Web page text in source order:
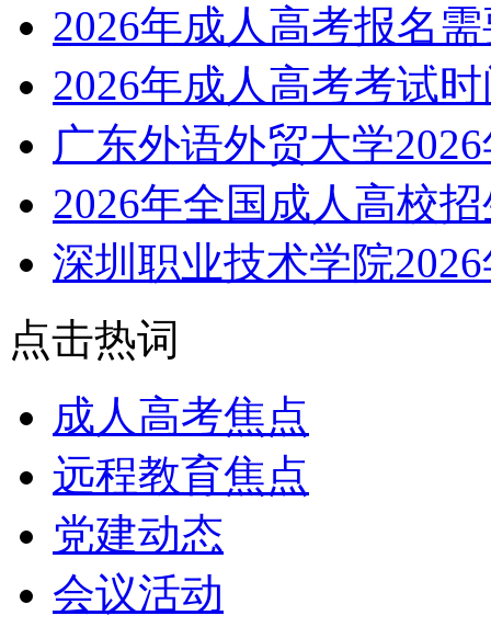
2026年成人高考报名
2026年成人高考考试
广东外语外贸大学
2026年全国成人高校
深圳职业技术学院
点击热词
成人高考焦点
远程教育焦点
党建动态
会议活动